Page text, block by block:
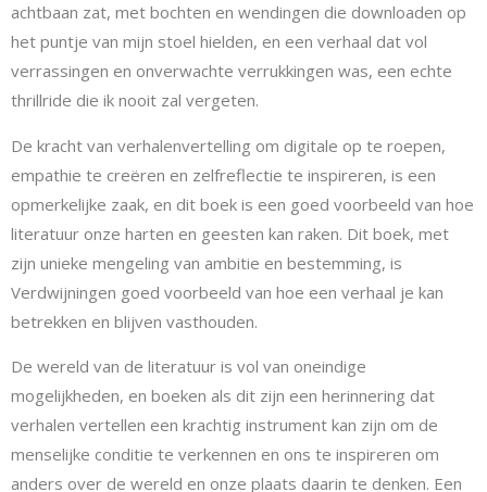
achtbaan zat, met bochten en wendingen die downloaden op
het puntje van mijn stoel hielden, en een verhaal dat vol
verrassingen en onverwachte verrukkingen was, een echte
thrillride die ik nooit zal vergeten.
De kracht van verhalenvertelling om digitale op te roepen,
empathie te creëren en zelfreflectie te inspireren, is een
opmerkelijke zaak, en dit boek is een goed voorbeeld van hoe
literatuur onze harten en geesten kan raken. Dit boek, met
zijn unieke mengeling van ambitie en bestemming, is
Verdwijningen goed voorbeeld van hoe een verhaal je kan
betrekken en blijven vasthouden.
De wereld van de literatuur is vol van oneindige
mogelijkheden, en boeken als dit zijn een herinnering dat
verhalen vertellen een krachtig instrument kan zijn om de
menselijke conditie te verkennen en ons te inspireren om
anders over de wereld en onze plaats daarin te denken. Een